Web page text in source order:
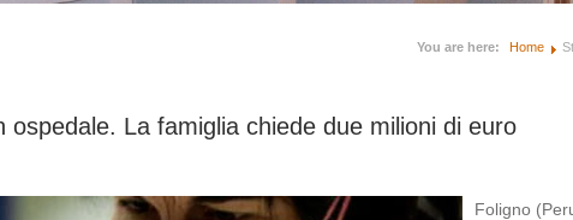
You are here: Home
ospedale. La famiglia chiede due milioni di euro
Foligno